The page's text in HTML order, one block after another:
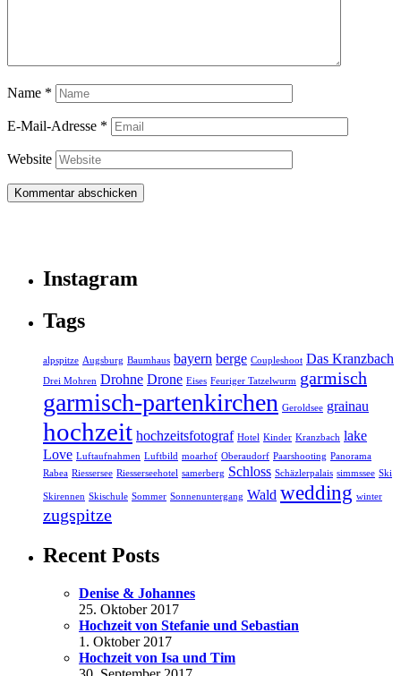
Name *
E-Mail-Adresse *
Website
Instagram
Tags
alpspitze Augsburg Baumhaus bayern berge Coupleshoot Das Kranzbach
Drei Mohren Drohne Drone Eises Feuriger Tatzelwurm garmisch
garmisch-partenkirchen Geroldsee grainau
hochzeit hochzeitsfotograf Hotel Kinder Kranzbach lake
Love Luftaufnahmen Luftbild moarhof Oberaudorf Paarshooting Panorama
Rabea Riessersee Riesserseehotel samerberg Schloss Schäzlerpalais simmssee Ski
Skirennen Skischule Sommer Sonnenuntergang Wald wedding winter
zugspitze
Recent Posts
Denise & Johannes
25. Oktober 2017
Hochzeit von Stefanie und Sebastian
1. Oktober 2017
Hochzeit von Isa und Tim